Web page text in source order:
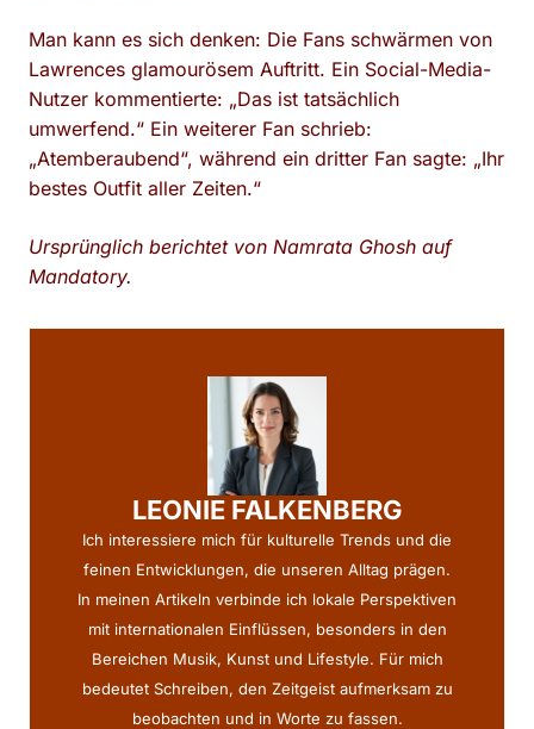
Man kann es sich denken: Die Fans schwärmen von
Lawrences glamourösem Auftritt. Ein Social-Media-
Nutzer kommentierte: „Das ist tatsächlich
umwerfend.“ Ein weiterer Fan schrieb:
„Atemberaubend“, während ein dritter Fan sagte: „Ihr
bestes Outfit aller Zeiten.“
Ursprünglich berichtet von Namrata Ghosh auf
Mandatory.
LEONIE FALKENBERG
Ich interessiere mich für kulturelle Trends und die
feinen Entwicklungen, die unseren Alltag prägen.
In meinen Artikeln verbinde ich lokale Perspektiven
mit internationalen Einflüssen, besonders in den
Bereichen Musik, Kunst und Lifestyle. Für mich
bedeutet Schreiben, den Zeitgeist aufmerksam zu
beobachten und in Worte zu fassen.